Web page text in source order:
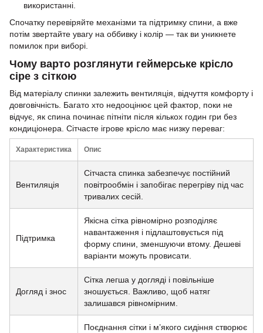
використанні.
Спочатку перевіряйте механізми та підтримку спини, а вже
потім звертайте увагу на оббивку і колір — так ви уникнете
помилок при виборі.
Чому варто розглянути геймерське крісло
сіре з сіткою
Від матеріалу спинки залежить вентиляція, відчуття комфорту і
довговічність. Багато хто недооцінює цей фактор, поки не
відчує, як спина починає пітніти після кількох годин гри без
кондиціонера. Сітчасте ігрове крісло має низку переваг:
Характеристика Опис
Вентиляція
Сітчаста спинка забезпечує постійний
повітрообмін і запобігає перегріву під час
тривалих сесій.
Підтримка
Якісна сітка рівномірно розподіляє
навантаження і підлаштовується під
форму спини, зменшуючи втому. Дешеві
варіанти можуть провисати.
Догляд і знос
Сітка легша у догляді і повільніше
зношується. Важливо, щоб натяг
залишався рівномірним.
Поєднання сітки і м’якого сидіння створює